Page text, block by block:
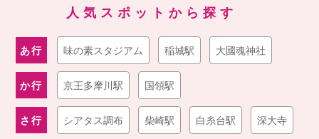
人気スポットから探す
あ行 味の素スタジアム 稲城駅 大國魂神社
か行 京王多摩川駅 国領駅
さ行 シアタス調布 柴崎駅 白糸台駅 深大寺